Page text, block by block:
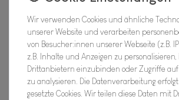
27,95 EUR*
Inhalt1Stück
Verfügbarkeit: Bald wieder für Dich
Wir verwenden Cookies und ähnliche
unserer Website und verarbeiten
von Besucher:innen unserer Webseite (z.B.
z.B. Inhalte und Anzeigen zu
Drittanbietern einzubinden oder Zugriffe
zu analysieren. Die Datenverarbeitung
gesetzte Cookies. Wir teilen diese Daten mit